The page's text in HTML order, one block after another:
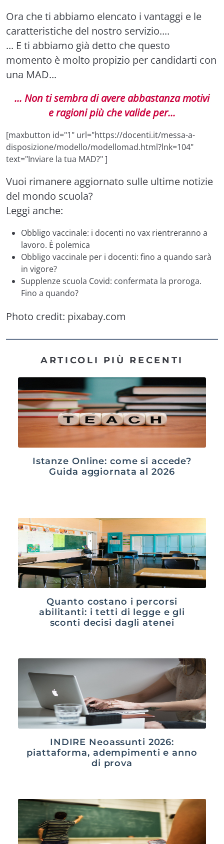
Ora che ti abbiamo elencato i vantaggi e le
caratteristiche del nostro servizio....
... E ti abbiamo già detto che questo
momento è molto propizio per candidarti con
una MAD...
... Non ti sembra di avere abbastanza motivi
eragioni più che valide per...
[maxbutton id="1" url="https://docenti.it/messa-a-
disposizione/modello/modellomad.html?lnk=104"
text="Inviare la tua MAD?" ]
Vuoi rimanere aggiornato sulle ultime notizie
del mondo scuola?
Leggi anche:
Obbligo vaccinale: i docenti no vax rientreranno a
lavoro. È polemica
Obbligo vaccinale per i docenti: fino a quando sarà
in vigore?
Supplenze scuola Covid: confermata la proroga.
Fino a quando?
Photo credit: pixabay.com
ARTICOLI PIÙ RECENTI
Istanze Online: come si accede?
Guida aggiornata al 2026
Quanto costano i percorsi
abilitanti: i tetti di legge e gli
sconti decisi dagli atenei
INDIRE Neoassunti 2026:
piattaforma, adempimenti e anno
di prova